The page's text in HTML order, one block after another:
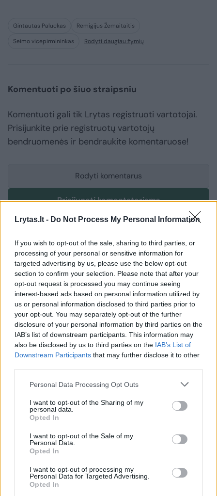
Lrytas.lt - Do Not Process My Personal Information
If you wish to opt-out of the sale, sharing to third parties, or
processing of your personal or sensitive information for
targeted advertising by us, please use the below opt-out
section to confirm your selection. Please note that after your
opt-out request is processed you may continue seeing
interest-based ads based on personal information utilized by
us or personal information disclosed to third parties prior to
your opt-out. You may separately opt-out of the further
disclosure of your personal information by third parties on the
IAB’s list of downstream participants. This information may
also be disclosed by us to third parties on the IAB’s List of
Downstream Participants that may further disclose it to other
Personal Data Processing Opt Outs
I want to opt-out of the Sharing of my
personal data.
Opted In
I want to opt-out of the Sale of my
Personal Data.
Opted In
I want to opt-out of processing my
Personal Data for Targeted Advertising.
Opted In
Gintautas Paluckas
Remigijus Žemaitaitis
Seimo vicepirmininkas
Rodyti daugiau žymių
Komentuoti po šiuo straipsniu
Komentuoti gali tik Lrytas registruoti vartotojai.
Prisijunkite prie registruotų vartotojų
bendruomenės ir bendraukite komentaruose!
Rodyti komentarus
Prisijungti komentatoriams
Anykščių r. savo automobilyje
rastas peršautas vyras, šalia –
teisėtai laikytas pistoletas
2026 m. rugpjūčio 9 d. 05:23
Lrytas.lt